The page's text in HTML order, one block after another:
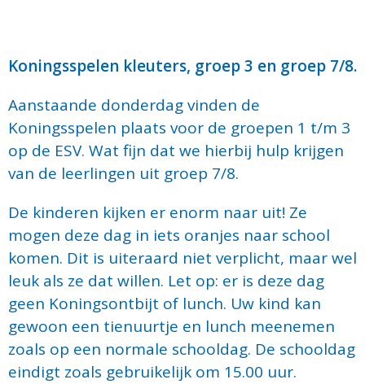
Koningsspelen kleuters, groep 3 en groep 7/8.
Aanstaande donderdag vinden de
Koningsspelen plaats voor de groepen 1 t/m 3
op de ESV. Wat fijn dat we hierbij hulp krijgen
van de leerlingen uit groep 7/8.
De kinderen kijken er enorm naar uit! Ze
mogen deze dag in iets oranjes naar school
komen. Dit is uiteraard niet verplicht, maar wel
leuk als ze dat willen. Let op: er is deze dag
geen Koningsontbijt of lunch. Uw kind kan
gewoon een tienuurtje en lunch meenemen
zoals op een normale schooldag. De schooldag
eindigt zoals gebruikelijk om 15.00 uur.